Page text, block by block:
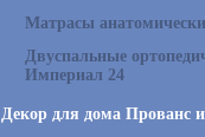
Матрасы
Двуспальные
Империал 24
Декор для дома Прованс